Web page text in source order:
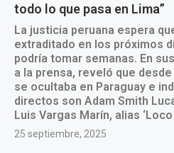
todo lo que pasa en Lima”
La justicia peruana espera
extraditado en los próximos
podría tomar semanas. En
a la prensa, reveló que
se ocultaba en Paraguay e
directos son Adam Smith
Luis Vargas Marín, alias ‘Loco
25 septiembre, 2025